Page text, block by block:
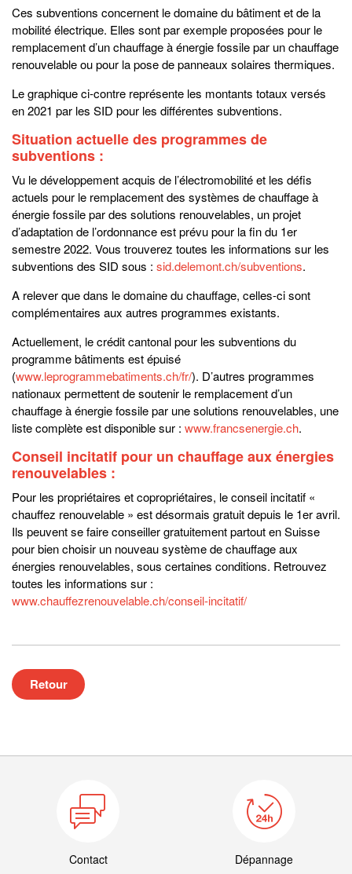
Ces subventions concernent le domaine du bâtiment et de la
mobilité électrique. Elles sont par exemple proposées pour le
remplacement d’un chauffage à énergie fossile par un chauffage
renouvelable ou pour la pose de panneaux solaires thermiques.
Le graphique ci-contre représente les montants totaux versés
en 2021 par les SID pour les différentes subventions.
Situation actuelle des programmes de
subventions :
Vu le développement acquis de l’électromobilité et les défis
actuels pour le remplacement des systèmes de chauffage à
énergie fossile par des solutions renouvelables, un projet
d’adaptation de l’ordonnance est prévu pour la fin du 1er
semestre 2022. Vous trouverez toutes les informations sur les
subventions des SID sous : sid.delemont.ch/subventions.
A relever que dans le domaine du chauffage, celles-ci sont
complémentaires aux autres programmes existants.
Actuellement, le crédit cantonal pour les subventions du
programme bâtiments est épuisé
(www.leprogrammebatiments.ch/fr/). D’autres programmes
nationaux permettent de soutenir le remplacement d’un
chauffage à énergie fossile par une solutions renouvelables, une
liste complète est disponible sur : www.francsenergie.ch.
Conseil incitatif pour un chauffage aux énergies
renouvelables :
Pour les propriétaires et copropriétaires, le conseil incitatif «
chauffez renouvelable » est désormais gratuit depuis le 1er avril.
Ils peuvent se faire conseiller gratuitement partout en Suisse
pour bien choisir un nouveau système de chauffage aux
énergies renouvelables, sous certaines conditions. Retrouvez
toutes les informations sur :
www.chauffezrenouvelable.ch/conseil-incitatif/
Retour
Contact Dépannage